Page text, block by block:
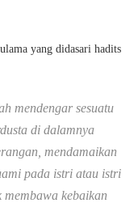
yang didasari hadits
mendengar sesuatu
di dalamnya
mendamaikan
pada istri atau istri
kebaikan